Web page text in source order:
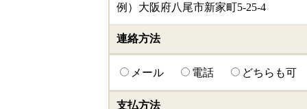
例）大阪府八尾市新家町5-25-4
連絡方法
メール 電話 どちらも可
支払方法